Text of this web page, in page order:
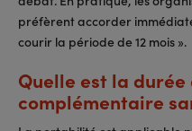
préfèrent accorder
courir la période de 12 mois ».
Quelle est la
complémentaire